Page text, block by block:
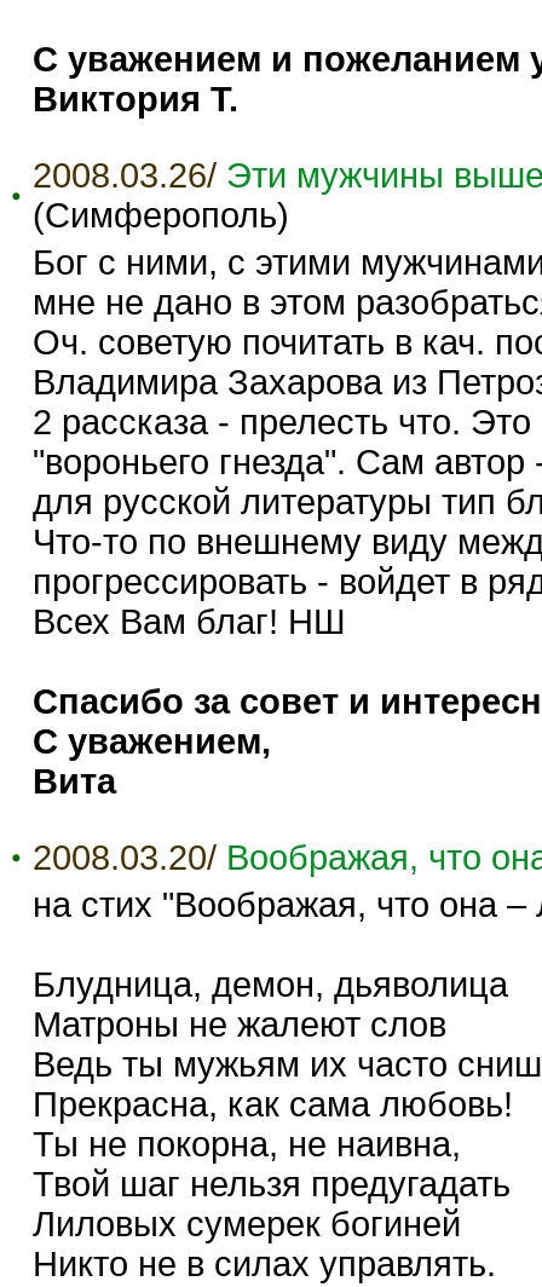
С уважением и пожеланием
Виктория Т.
2008.03.26/ Эти мужчины
(Симферополь)
Бог с ними, с этими
мне не дано в этом
Оч. советую почитать в кач.
Владимира Захарова из
2 рассказа - прелесть что.
"вороньего гнезда". Сам
для русской литературы тип
Что-то по внешнему виду
прогрессировать - войдет в
Всех Вам благ! НШ
Спасибо за совет и
С уважением,
Вита
2008.03.20/ Воображая, что
на стих "Воображая, что она –
Блудница, демон, дьяволица
Матроны не жалеют слов
Ведь ты мужьям их часто
Прекрасна, как сама любовь!
Ты не покорна, не наивна,
Твой шаг нельзя предугадать
Лиловых сумерек богиней
Никто не в силах управлять.